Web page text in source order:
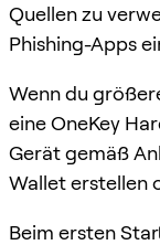
Quellen zu
Phishing-Apps
Wenn du
eine OneKey
Gerät gemäß
Wallet erstellen
Beim ersten